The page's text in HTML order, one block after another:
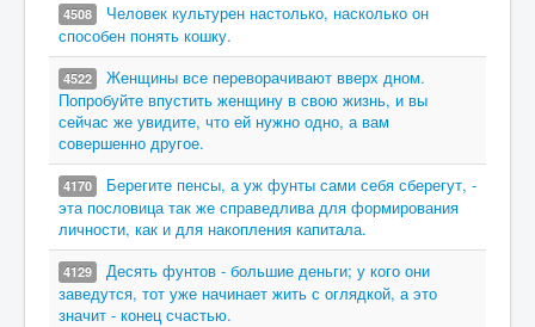
4508
Человек культурен настолько, насколько он
способен понять кошку.
4522
Женщины все переворачивают вверх дном.
Попробуйте впустить женщину в свою жизнь, и вы
сейчас же увидите, что ей нужно одно, а вам
совершенно другое.
4170
Берегите пенсы, а уж фунты сами себя сберегут, -
эта пословица так же справедлива для формирования
личности, как и для накопления капитала.
4129
Десять фунтов - большие деньги; у кого они
заведутся, тот уже начинает жить с оглядкой, а это
значит - конец счастью.